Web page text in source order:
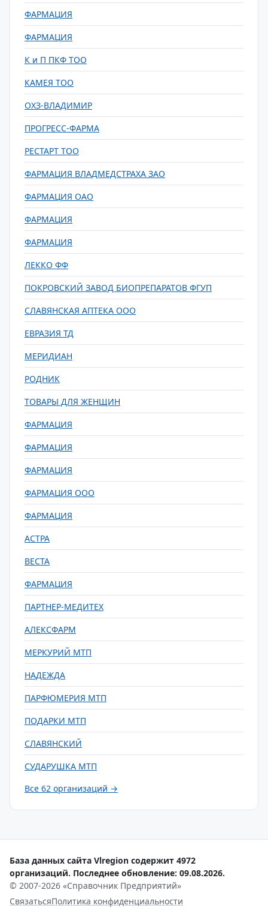
ФАРМАЦИЯ
ФАРМАЦИЯ
К и П ПКФ ТОО
КАМЕЯ ТОО
ОХЗ-ВЛАДИМИР
ПРОГРЕСС-ФАРМА
РЕСТАРТ ТОО
ФАРМАЦИЯ ВЛАДМЕДСТРАХА ЗАО
ФАРМАЦИЯ ОАО
ФАРМАЦИЯ
ФАРМАЦИЯ
ЛЕККО ФФ
ПОКРОВСКИЙ ЗАВОД БИОПРЕПАРАТОВ ФГУП
СЛАВЯНСКАЯ АПТЕКА ООО
ЕВРАЗИЯ ТД
МЕРИДИАН
РОДНИК
ТОВАРЫ ДЛЯ ЖЕНЩИН
ФАРМАЦИЯ
ФАРМАЦИЯ
ФАРМАЦИЯ
ФАРМАЦИЯ ООО
ФАРМАЦИЯ
АСТРА
ВЕСТА
ФАРМАЦИЯ
ПАРТНЕР-МЕДИТЕХ
АЛЕКСФАРМ
МЕРКУРИЙ МТП
НАДЕЖДА
ПАРФЮМЕРИЯ МТП
ПОДАРКИ МТП
СЛАВЯНСКИЙ
СУДАРУШКА МТП
Все 62 организаций →
База данных сайта Vlregion содержит 4972
организаций. Последнее обновление: 09.08.2026.
© 2007-2026 «Справочник Предприятий»
СвязатьсяПолитика конфиденциальности